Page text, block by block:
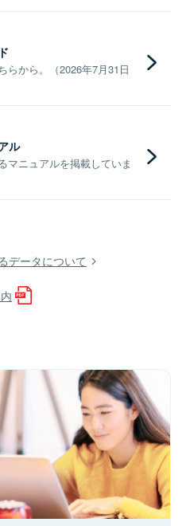
らから。（2026年7月31日
ル
マニュアルを掲載していま
データについて